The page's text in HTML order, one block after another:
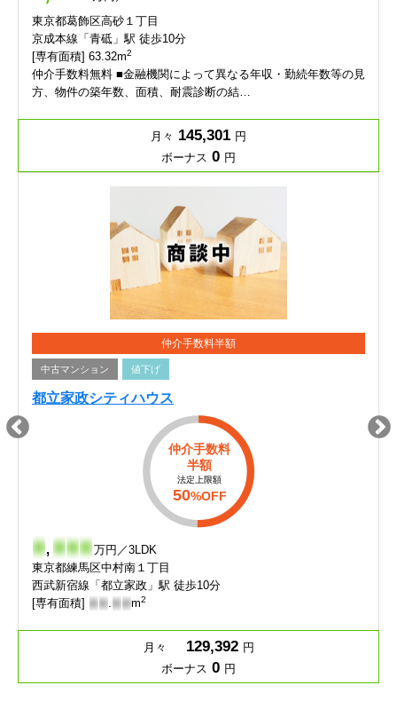
東京都葛飾区高砂１丁目
京成本線「青砥」駅 徒歩10分
[専有面積] 63.32m2
仲介手数料無料 ■金融機関によって異なる年収・勤続年数等の見
方、物件の築年数、面積、耐震診断の結…
月々 145,301 円
ボーナス 0 円
仲介手数料半額
中古マンション 値下げ
都立家政シティハウス
仲介手数料
半額
法定上限額
50%OFF
- ,- - - 万円／3LDK
東京都練馬区中村南１丁目
西武新宿線「都立家政」駅 徒歩10分
[専有面積] - - .- - m2
月々 129,392 円
ボーナス 0 円